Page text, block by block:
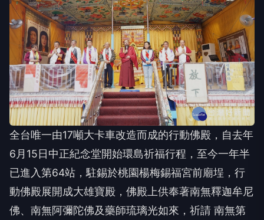
全台唯一由17噸大卡車改造而成的行動佛殿，自去年
6月15日中正紀念堂開始環島祈福行程，至今一年半
已進入第64站，駐錫於桃園楊梅錫福宮前廟埕，行
動佛殿展開成大雄寶殿，佛殿上供奉著南無釋迦牟尼
佛、南無阿彌陀佛及藥師琉璃光如來，祈請 南無第